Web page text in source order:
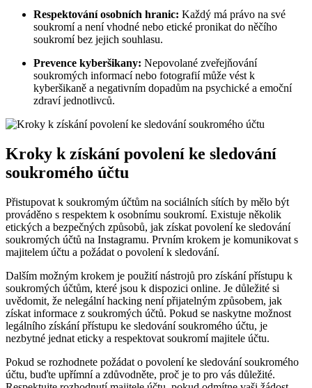
Respektování osobních hranic: Každý má právo na své
soukromí a není vhodné nebo etické pronikat do něčího
soukromí bez jejich souhlasu.
Prevence kyberšikany: Nepovolané zveřejňování
soukromých informací nebo fotografií může vést k
kyberšikaně a negativním dopadům na psychické a emoční
zdraví jednotlivců.
Kroky k získání povolení ke sledování
soukromého účtu
Přistupovat k soukromým účtům na sociálních sítích by mělo být
prováděno s respektem k osobnímu soukromí. Existuje několik
etických a bezpečných způsobů, jak získat povolení ke sledování
soukromých účtů na Instagramu. Prvním krokem je komunikovat s
majitelem účtu a požádat o povolení k sledování.
Dalším možným krokem je použití nástrojů pro získání přístupu k
soukromých účtům, které jsou k dispozici online. Je důležité si
uvědomit, že nelegální hacking není přijatelným způsobem, jak
získat informace z soukromých účtů. Pokud se naskytne možnost
legálního získání přístupu ke sledování soukromého účtu, je
nezbytné jednat eticky a respektovat soukromí majitele účtu.
Pokud se rozhodnete požádat o povolení ke sledování soukromého
účtu, buďte upřímní a zdůvodněte, proč je to pro vás důležité.